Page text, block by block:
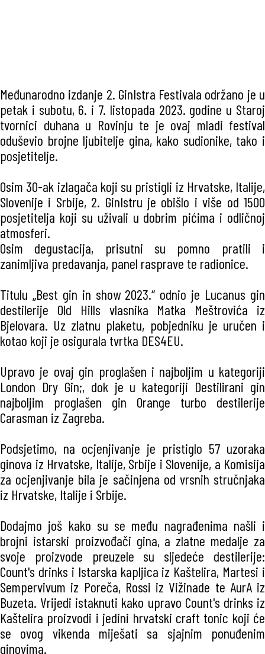
Međunarodno izdanje 2. GinIstra Festivala održano je u
petak i subotu, 6. i 7. listopada 2023. godine u Staroj
tvornici duhana u Rovinju te je ovaj mladi festival
oduševio brojne ljubitelje gina, kako sudionike, tako i
posjetitelje.
Osim 30-ak izlagača koji su pristigli iz Hrvatske, Italije,
Slovenije i Srbije, 2. GinIstru je obišlo i više od 1500
posjetitelja koji su uživali u dobrim pićima i odličnoj
atmosferi.
Osim degustacija, prisutni su pomno pratili i
zanimljiva predavanja, panel rasprave te radionice.
Titulu „Best gin in show 2023.“ odnio je Lucanus gin
destilerije Old Hills vlasnika Matka Meštrovića iz
Bjelovara. Uz zlatnu plaketu, pobjedniku je uručen i
kotao koji je osigurala tvrtka DES4EU.
Upravo je ovaj gin proglašen i najboljim u kategoriji
London Dry Gin;, dok je u kategoriji Destilirani gin
najboljim proglašen gin Orange turbo destilerije
Carasman iz Zagreba.
Podsjetimo, na ocjenjivanje je pristiglo 57 uzoraka
ginova iz Hrvatske, Italije, Srbije i Slovenije, a Komisija
za ocjenjivanje bila je sačinjena od vrsnih stručnjaka
iz Hrvatske, Italije i Srbije.
Dodajmo još kako su se među nagrađenima našli i
brojni istarski proizvođači gina, a zlatne medalje za
svoje proizvode preuzele su sljedeće destilerije:
Count's drinks i Istarska kapljica iz Kaštelira, Martesi i
Sempervivum iz Poreča, Rossi iz Vižinade te AurA iz
Buzeta. Vrijedi istaknuti kako upravo Count's drinks iz
Kaštelira proizvodi i jedini hrvatski craft tonic koji će
se ovog vikenda miješati sa sjajnim ponuđenim
ginovima.